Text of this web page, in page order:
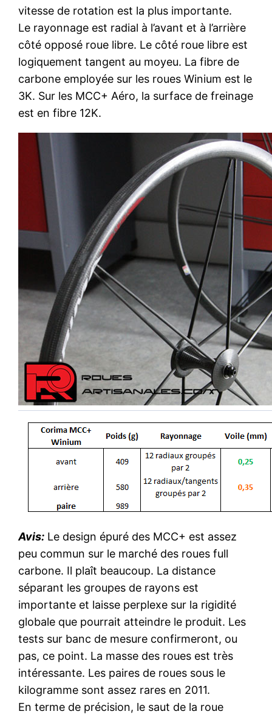
vitesse de rotation est la plus importante.
Le rayonnage est radial à l’avant et à l’arrière
côté opposé roue libre. Le côté roue libre est
logiquement tangent au moyeu. La fibre de
carbone employée sur les roues Winium est le
3K. Sur les MCC+ Aéro, la surface de freinage
est en fibre 12K.
Avis: Le design épuré des MCC+ est assez
peu commun sur le marché des roues full
carbone. Il plaît beaucoup. La distance
séparant les groupes de rayons est
importante et laisse perplexe sur la rigidité
globale que pourrait atteindre le produit. Les
tests sur banc de mesure confirmeront, ou
pas, ce point. La masse des roues est très
intéressante. Les paires de roues sous le
kilogramme sont assez rares en 2011.
En terme de précision, le saut de la roue